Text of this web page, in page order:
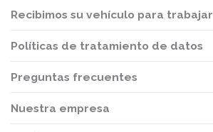
Recibimos su vehículo para trabajar
Políticas de tratamiento de datos
Preguntas frecuentes
Nuestra empresa